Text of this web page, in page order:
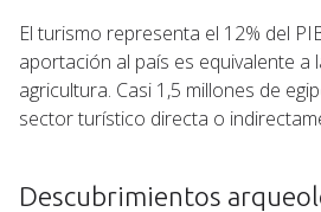
El turismo representa el 12% del
aportación al país es equivalente a
agricultura. Casi 1,5 millones de
sector turístico directa o
Descubrimientos